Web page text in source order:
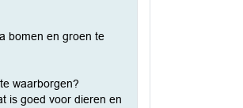
bomen en groen te
waarborgen?
is goed voor dieren en